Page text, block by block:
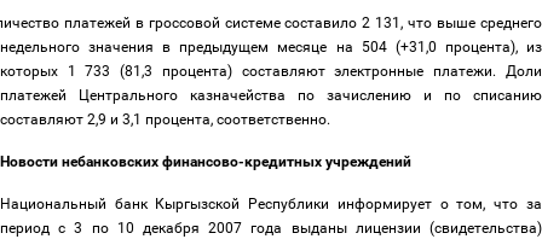
платежей в гроссовой системе составило 2 131, что выше среднего
недельного значения в предыдущем месяце на 504 (+31,0 процента), из
которых 1 733 (81,3 процента) составляют электронные платежи. Доли
платежей Центрального казначейства по зачислению и по списанию
составляют 2,9 и 3,1 процента, соответственно.
Новости небанковских финансово-кредитных учреждений
Национальный банк Кыргызской Республики информирует о том, что за
период с 3 по 10 декабря 2007 года выданы лицензии (свидетельства)